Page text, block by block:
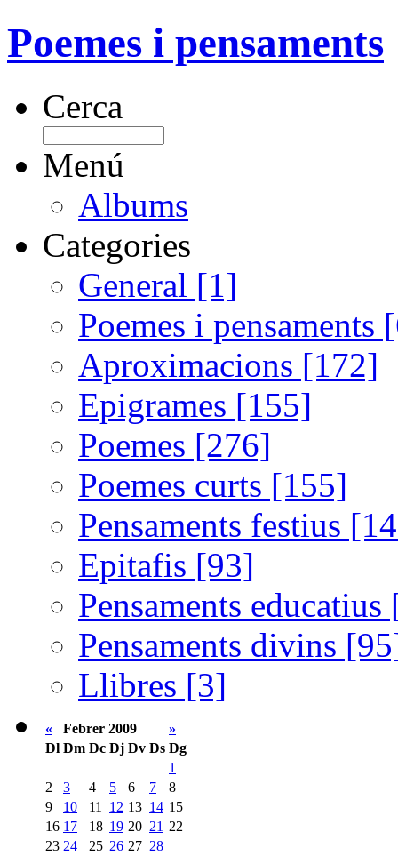
Poemes i pensaments
Cerca
Menú
Albums
Categories
General [1]
Poemes i pensaments
Aproximacions [172]
Epigrames [155]
Poemes [276]
Poemes curts [155]
Pensaments festius
Epitafis [93]
Pensaments
Pensaments divins
Llibres [3]
« Febrer 2009
»
Dl Dm Dc Dj Dv Ds Dg
1
2
3 4 5 6 7
8
9
10 11 12 13 14 15
16 17 18 19 20 21 22
23 24 25 26 27 28